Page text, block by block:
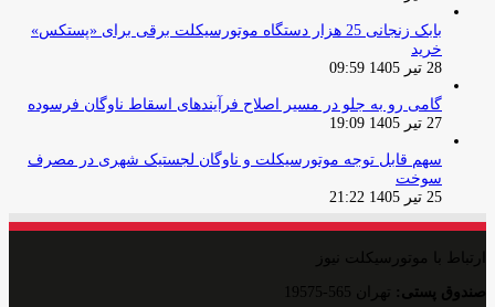
بابک زنجانی 25 هزار دستگاه موتورسیکلت برقی برای «پستکس»
خرید
28 تیر 1405 09:59
گامی رو به جلو در مسیر اصلاح فرآیندهای اسقاط ناوگان فرسوده
27 تیر 1405 19:09
سهم قابل توجه موتورسیکلت و ناوگان لجستیک شهری در مصرف
سوخت
25 تیر 1405 21:22
ارتباط با موتورسیکلت نیوز
صندوق پستی: تهران 565-19575